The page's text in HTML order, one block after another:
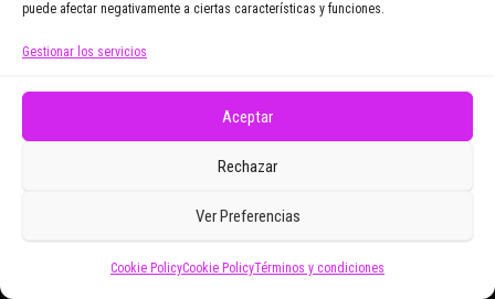
puede afectar negativamente a ciertas características y funciones.
Gestionar los servicios
Aceptar
Rechazar
Ver Preferencias
Cookie PolicyCookie PolicyTérminos y condiciones
Bled, entre aguas termales y castillos
(Eslovenia)
ORIOL@ZOOMDESTINOS.COM